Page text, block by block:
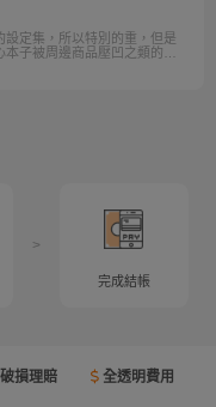
設定集，所以特別的重，但是
子被周邊商品壓凹之類的問
>
完成結帳
破損理賠 全透明費用